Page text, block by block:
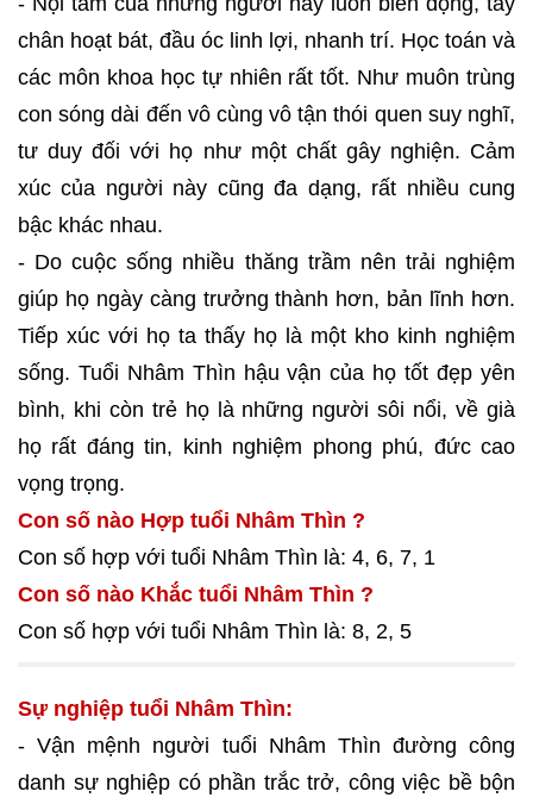
chân hoạt bát, đầu óc linh lợi, nhanh trí. Học toán và
các môn khoa học tự nhiên rất tốt. Như muôn trùng
con sóng dài đến vô cùng vô tận thói quen suy nghĩ,
tư duy đối với họ như một chất gây nghiện. Cảm
xúc của người này cũng đa dạng, rất nhiều cung
bậc khác nhau.
- Do cuộc sống nhiều thăng trầm nên trải nghiệm
giúp họ ngày càng trưởng thành hơn, bản lĩnh hơn.
Tiếp xúc với họ ta thấy họ là một kho kinh nghiệm
sống. Tuổi Nhâm Thìn hậu vận của họ tốt đẹp yên
bình, khi còn trẻ họ là những người sôi nổi, về già
họ rất đáng tin, kinh nghiệm phong phú, đức cao
vọng trọng.
Con số nào Hợp tuổi Nhâm Thìn ?
Con số hợp với tuổi Nhâm Thìn là: 4, 6, 7, 1
Con số nào Khắc tuổi Nhâm Thìn ?
Con số hợp với tuổi Nhâm Thìn là: 8, 2, 5
Sự nghiệp tuổi Nhâm Thìn:
- Vận mệnh người tuổi Nhâm Thìn đường công
danh sự nghiệp có phần trắc trở, công việc bề bộn